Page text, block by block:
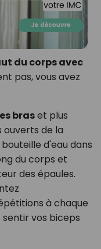
du corps avec
pas, vous avez
braset plus
ouverts de la
d'eau dans
du corps et
des épaules.
à chaque
vos biceps